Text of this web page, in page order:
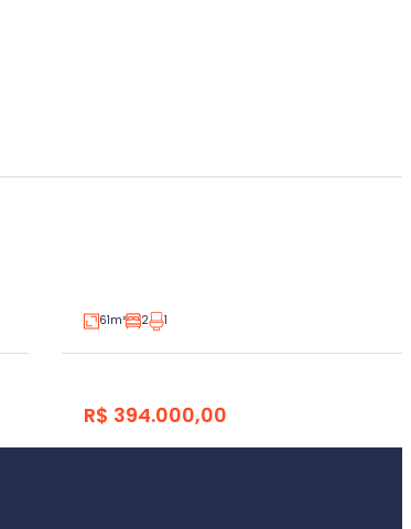
61m² 2 1
R$ 394.000,00